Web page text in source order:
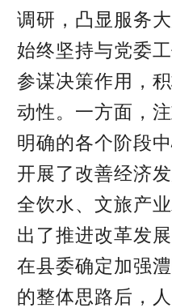
调研，凸显服务
始终坚持与党委
参谋决策作用，
动性。一方面，
明确的各个阶段
开展了改善经济
全饮水、文旅产
出了推进改革发
在县委确定加强
的整体思路后，